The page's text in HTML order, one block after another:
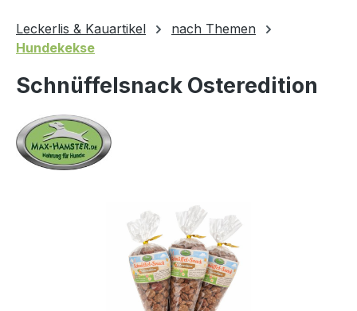
Leckerlis & Kauartikel
nach Themen
Hundekekse
Schnüffelsnack Osteredition
Bildergalerie überspringen